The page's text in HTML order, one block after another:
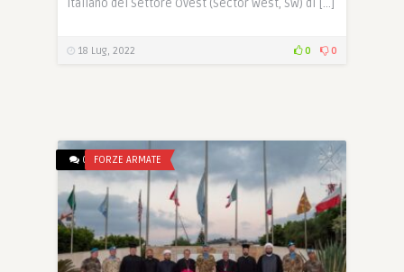
italiano del Settore Ovest (Sector West, SW) di […]
18 Lug, 2022 0 0
0 FORZE ARMATE